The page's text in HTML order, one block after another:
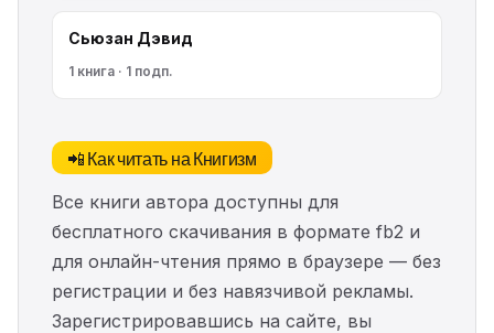
Сьюзан Дэвид
1 книга · 1 подп.
📲 Как читать на Книгизм
Все книги автора доступны для
бесплатного скачивания в формате fb2 и
для онлайн-чтения прямо в браузере — без
регистрации и без навязчивой рекламы.
Зарегистрировавшись на сайте, вы